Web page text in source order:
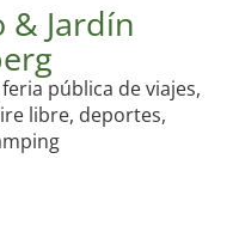
& Jardín
pública de viajes,
libre, deportes,